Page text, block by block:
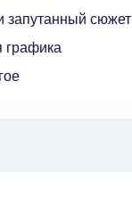
запутанный сюжет
графика